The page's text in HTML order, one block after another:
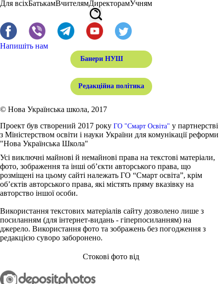
Для всіхБатькамВчителямДиректорамУчням
Напишіть нам
Банери НУШ
Редакційна політика
© Нова Українська школа, 2017
Проект був створений 2017 року ГО "Смарт Освіта" у партнерстві
з Міністерством освіти і науки України для комунікації реформи
"Нова Українська Школа"
Усі виключні майнові й немайнові права на текстові матеріали,
фото, зображення та інші об’єкти авторського права, що
розміщені на цьому сайті належать ГО “Смарт освіта”, крім
об’єктів авторського права, які містять пряму вказівку на
авторство іншої особи.
Використання текстових матеріалів сайту дозволено лише з
посиланням (для інтернет-видань - гіперпосиланням) на
джерело. Використання фото та зображень без погодження з
редакцією суворо заборонено.
Стокові фото від